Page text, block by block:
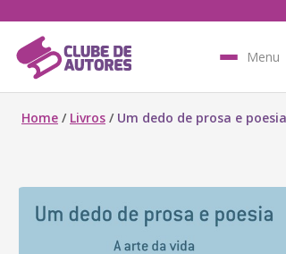
Menu
Home / Livros / Um dedo de prosa e poesia